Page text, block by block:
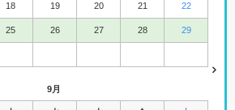
18 19 20 21 22
25 26 27 28 29
9月